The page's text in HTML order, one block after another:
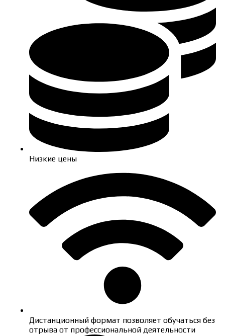
Низкие цены
Дистанционный формат позволяет обучаться без
отрыва от профессиональной деятельности